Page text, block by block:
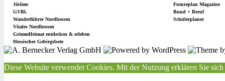
Jérôme
Futureplan Magazine
GVBl.
Bund + Beruf
Wanderführer Nordhessen
Schülerplaner
Vitales Nordhessen
GrimmHeimat entdecken & erleben
Hessischer Gebirgsbote
Diese Website verwendet Cookies. Mit der Nutzung erklären Sie